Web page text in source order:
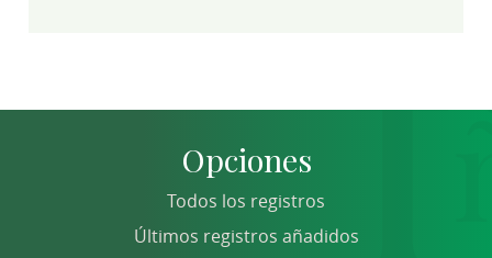
Opciones
Todos los registros
Últimos registros añadidos